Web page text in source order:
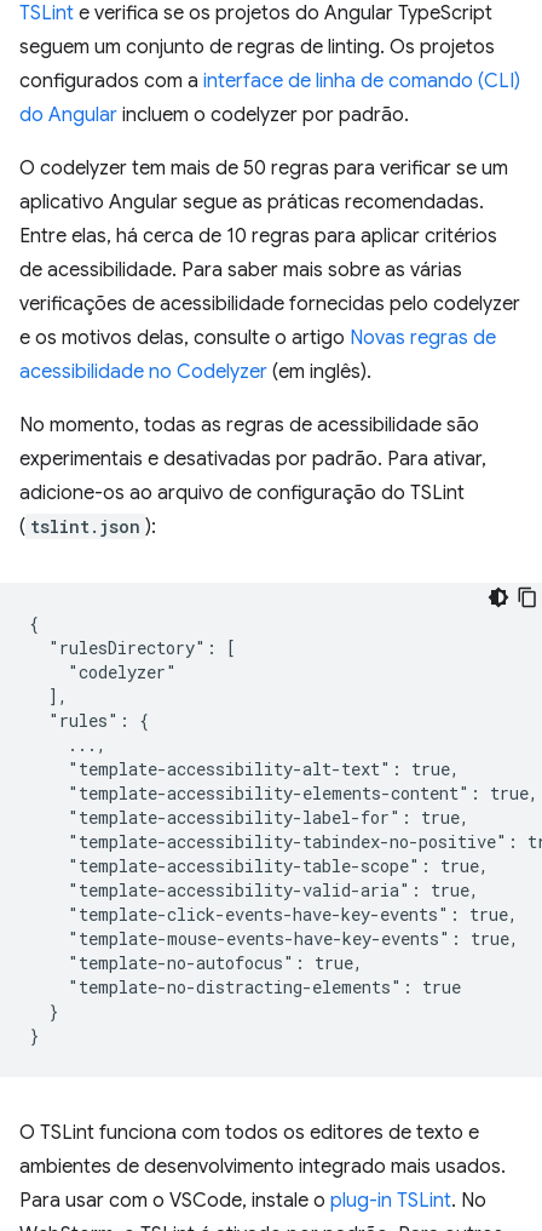
TSLint e verifica se os projetos do Angular TypeScript
seguem um conjunto de regras de linting. Os projetos
configurados com a interface de linha de comando (CLI)
do Angular incluem o codelyzer por padrão.
O codelyzer tem mais de 50 regras para verificar se um
aplicativo Angular segue as práticas recomendadas.
Entre elas, há cerca de 10 regras para aplicar critérios
de acessibilidade. Para saber mais sobre as várias
verificações de acessibilidade fornecidas pelo codelyzer
e os motivos delas, consulte o artigo Novas regras de
acessibilidade no Codelyzer (em inglês).
No momento, todas as regras de acessibilidade são
experimentais e desativadas por padrão. Para ativar,
adicione-os ao arquivo de configuração do TSLint
( tslint.json ):
{
  "rulesDirectory": [
    "codelyzer"
  ],
  "rules": {
    ...,
    "template-accessibility-alt-text": true,
    "template-accessibility-elements-content": true,
    "template-accessibility-label-for": true,
"template-accessibility-tabindex-no-positive":
    "template-accessibility-table-scope": true,
    "template-accessibility-valid-aria": true,
    "template-click-events-have-key-events": true,
    "template-mouse-events-have-key-events": true,
    "template-no-autofocus": true,
    "template-no-distracting-elements": true
  }
O TSLint funciona com todos os editores de texto e
ambientes de desenvolvimento integrado mais usados.
Para usar com o VSCode, instale o plug-in TSLint. No